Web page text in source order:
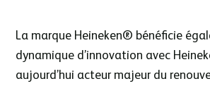
La marque Heineken® bénéficie
dynamique d’innovation avec
aujourd’hui acteur majeur du